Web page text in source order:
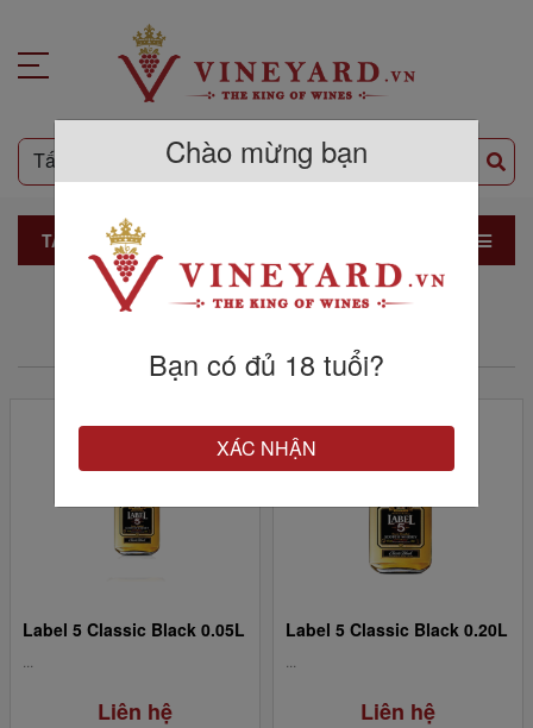
TẤT CẢ SẢN PHẨM
THƯƠNG HIỆU LABEL5
Label 5 Classic Black 0.05L
Liên hệ
Label 5 Classic Black 0.20L
Liên hệ
Chào mừng bạn
Bạn có đủ 18 tuổi?
XÁC NHẬN